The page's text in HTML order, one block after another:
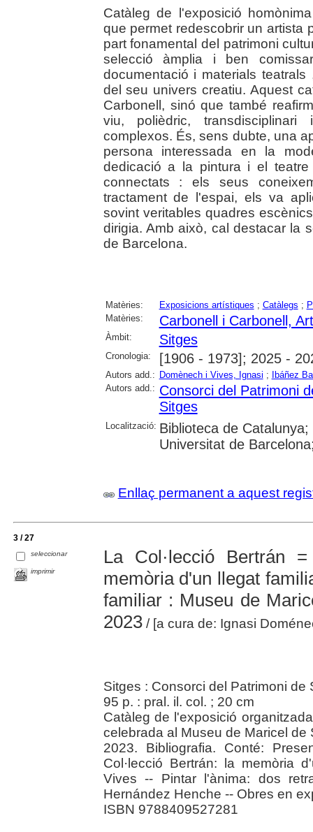
Catàleg de l'exposició
que permet redescobrir un artista
part fonamental del patrimoni
selecció àmplia i ben
documentació i materials
del seu univers creatiu. Aquest
Carbonell, sinó que també
viu, polièdric,
complexos. És, sens dubte, una
persona interessada en la
dedicació a la pintura i el
connectats : els seus
tractament de l'espai, els va
sovint veritables quadres
dirigia. Amb això, cal destacar la
de Barcelona.
Matèries: Exposicions artístiques ; Catàlegs ;
Matèries:
Carbonell i Carbonell,
Àmbit: Sitges
Cronologia: [1906 - 1973]; 2025 -
Autors add.: Domènech i Vives, Ignasi ;
Ibáñez
Autors add.: Consorci del Patrimoni
Sitges
Localització: Biblioteca de
Universitat de
Enllaç permanent a aquest
3 / 27
seleccionar
imprimir
La Col·lecció Bertrán
memòria d'un llegat
familiar : Museu de
2023/ [a cura de: Ignasi
Sitges : Consorci del Patrimoni de
95 p. : pral. il. col. ; 20 cm
Catàleg de l'exposició
celebrada al Museu de Maricel
2023. Bibliografia. Conté:
Col·lecció Bertrán: la memòria
Vives -- Pintar l'ànima: dos
Hernández Henche -- Obres en
ISBN 9788409527281